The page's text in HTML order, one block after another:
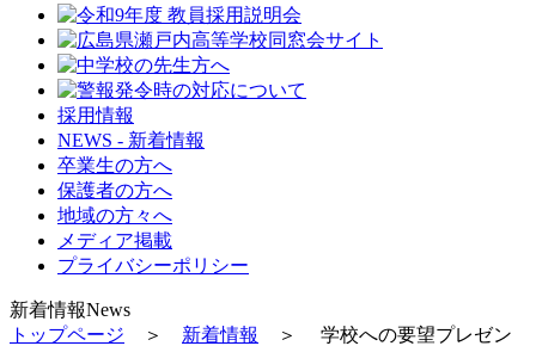
採用情報
NEWS - 新着情報
卒業生の方へ
保護者の方へ
地域の方々へ
メディア掲載
プライバシーポリシー
新着情報News
トップページ ＞ 新着情報 ＞ 学校への要望プレゼン